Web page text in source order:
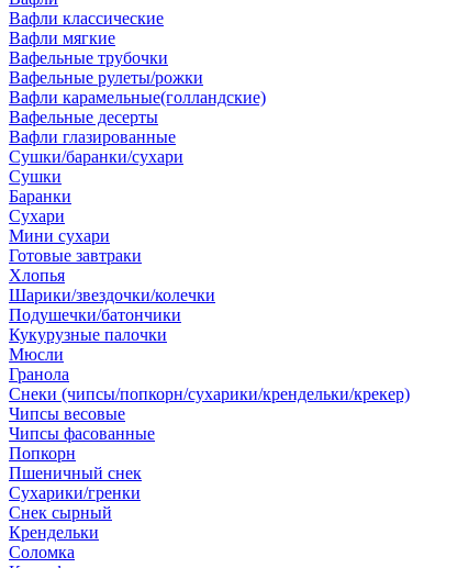
Вафли классические
Вафли мягкие
Вафельные трубочки
Вафельные рулеты/рожки
Вафли карамельные(голландские)
Вафельные десерты
Вафли глазированные
Сушки/баранки/сухари
Сушки
Баранки
Сухари
Мини сухари
Готовые завтраки
Хлопья
Шарики/звездочки/колечки
Подушечки/батончики
Кукурузные палочки
Мюсли
Гранола
Снеки (чипсы/попкорн/сухарики/крендельки/крекер)
Чипсы весовые
Чипсы фасованные
Попкорн
Пшеничный снек
Сухарики/гренки
Снек сырный
Крендельки
Соломка